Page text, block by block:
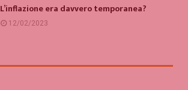
L’inflazione era davvero temporanea?
12/02/2023